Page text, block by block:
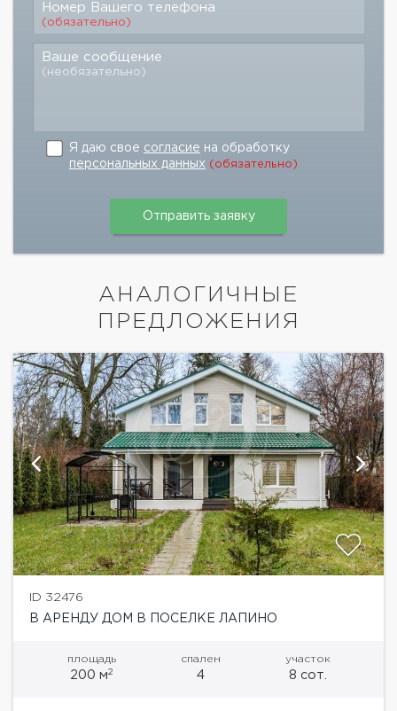
Номер Вашего телефона
(обязательно)
Ваше сообщение
(необязательно)
Я даю свое согласие на обработку
персональных данных (обязательно)
АНАЛОГИЧНЫЕ
ПРЕДЛОЖЕНИЯ
ID 32476
В АРЕНДУ ДОМ В ПОСЕЛКЕ ЛАПИНО
площадь
200 м2
спален
4
участок
8 сот.